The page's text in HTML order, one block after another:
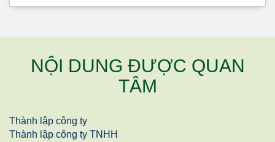
NỘI DUNG ĐƯỢC QUAN
TÂM
Thành lập công ty
Thành lập công ty TNHH